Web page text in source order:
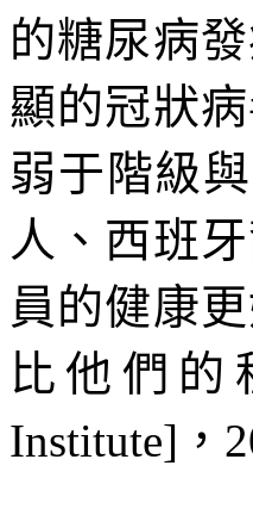
的糖尿病
顯的冠狀
弱于階級
人、西班
員的健康
比他們
Institute] ，